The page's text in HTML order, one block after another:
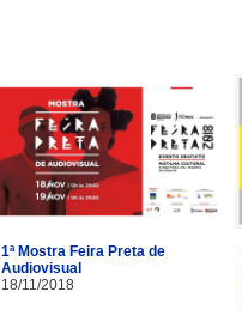
1ª Mostra Feira Preta de
Audiovisual
18/11/2018